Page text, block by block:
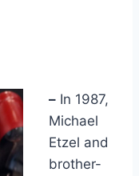
– In 1987,
Michael
Etzel and
brother-